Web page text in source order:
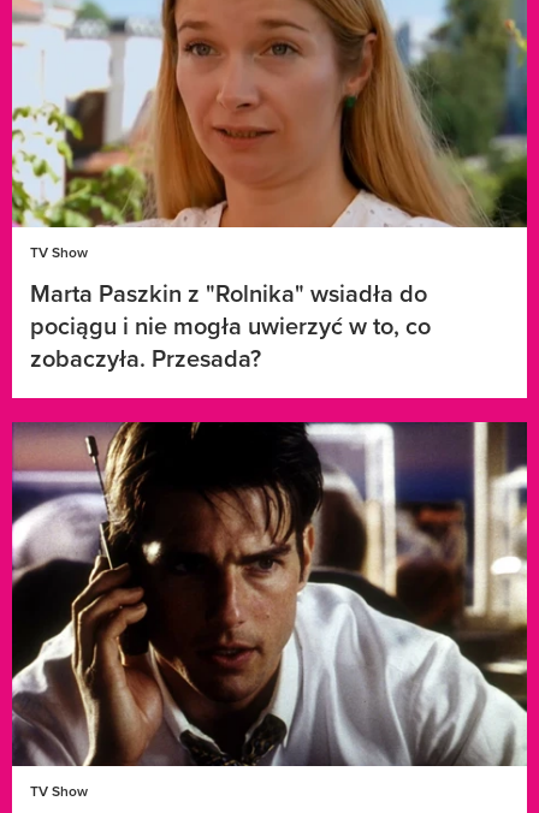
TV Show
Marta Paszkin z "Rolnika" wsiadła do
pociągu i nie mogła uwierzyć w to, co
zobaczyła. Przesada?
TV Show